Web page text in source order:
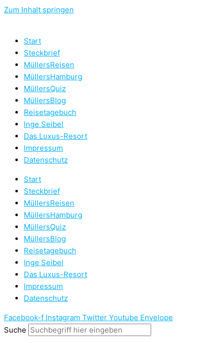
Zum Inhalt springen
Start
Steckbrief
MüllersReisen
MüllersHamburg
MüllersQuiz
MüllersBlog
Reisetagebuch
Inge Seibel
Das Luxus-Resort
Impressum
Datenschutz
Start
Steckbrief
MüllersReisen
MüllersHamburg
MüllersQuiz
MüllersBlog
Reisetagebuch
Inge Seibel
Das Luxus-Resort
Impressum
Datenschutz
Facebook-f Instagram Twitter Youtube Envelope
Suche